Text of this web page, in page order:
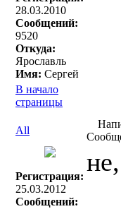
28.03.2010
Сообщений:
9520
Откуда:
Ярославль
Имя: Сергей
В начало
страницы
All
Регистрация:
25.03.2012
Сообщений: